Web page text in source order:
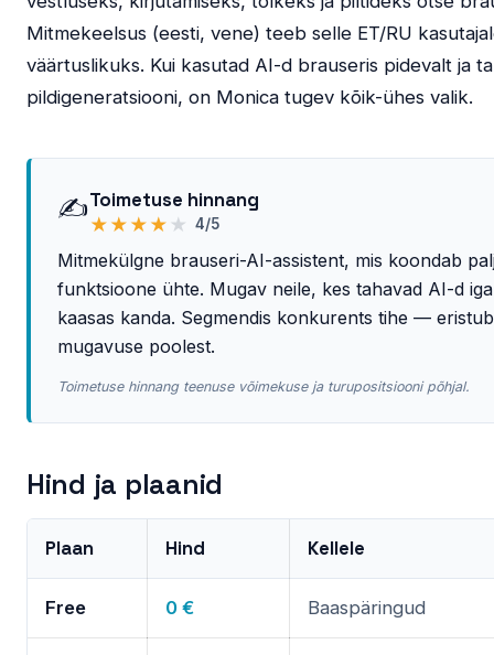
Mitmekeelsus (eesti, vene) teeb selle ET/RU
väärtuslikuks. Kui kasutad AI-d brauseris pidevalt ja
pildigeneratsiooni, on Monica tugev kõik-ühes valik.
✍️Toimetuse hinnang
★ ★ ★ ★ ★ 4/5
Mitmekülgne brauseri-AI-assistent, mis koondab
funktsioone ühte. Mugav neile, kes tahavad AI-d
kaasas kanda. Segmendis konkurents tihe — eristub
mugavuse poolest.
Toimetuse hinnang teenuse võimekuse ja turupositsiooni põhjal.
Hind ja plaanid
Plaan Hind Kellele
Free 0 € Baaspäringud